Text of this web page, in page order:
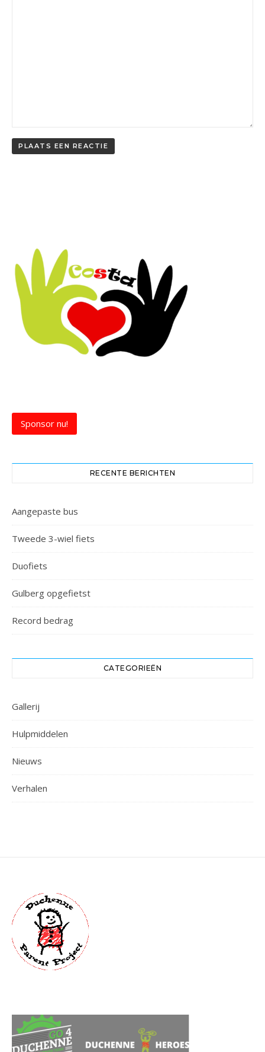
Sponsor nu!
RECENTE BERICHTEN
Aangepaste bus
Tweede 3-wiel fiets
Duofiets
Gulberg opgefietst
Record bedrag
CATEGORIEËN
Gallerij
Hulpmiddelen
Nieuws
Verhalen